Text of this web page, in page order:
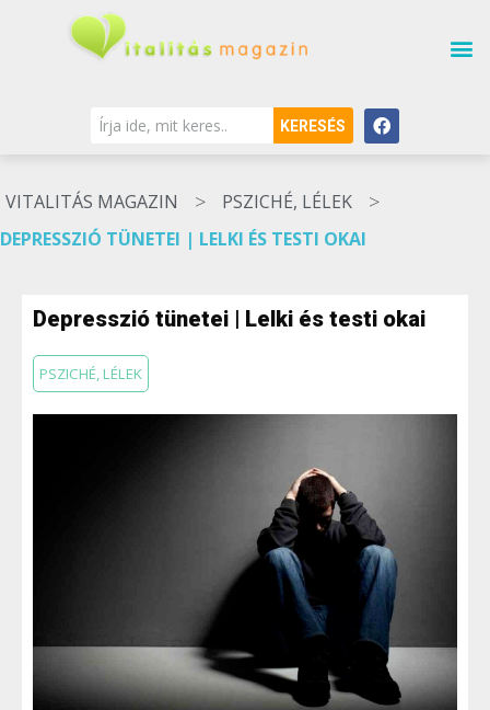
KERESÉS
VITALITÁS MAGAZIN > PSZICHÉ, LÉLEK >
DEPRESSZIÓ TÜNETEI | LELKI ÉS TESTI OKAI
Depresszió tünetei | Lelki és testi okai
PSZICHÉ, LÉLEK